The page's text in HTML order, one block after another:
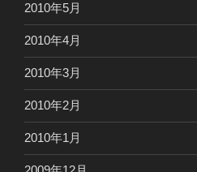
2010年5月
2010年4月
2010年3月
2010年2月
2010年1月